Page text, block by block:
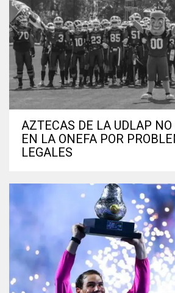
AZTECAS DE LA UDLAP
EN LA ONEFA POR
LEGALES